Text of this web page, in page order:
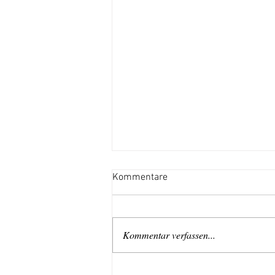
Kommentare
Kommentar verfassen...